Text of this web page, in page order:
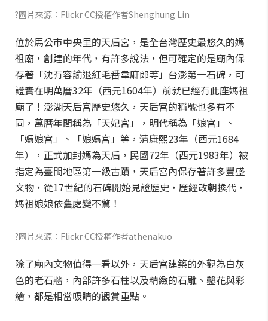
?圖片來源：Flickr CC授權作者Shenghung Lin
位於馬公市中央里的天后宮，是全台灣歷史最悠久的媽
祖廟，創建的年代，有許多說法，但可確定的是廟內保
存著「沈有容諭退紅毛番韋麻郎等」台澎第一石碑，可
證實在明萬曆32年（西元1604年）前就已經有此座媽祖
廟了！澎湖天后宮歷史悠久，天后宮的稱號也多有不
同，萬曆年間稱為「天妃宮」，明代稱為「娘宮」、
「媽娘宮」、「娘媽宮」等，清康熙23年（西元1684
年），正式加封媽為天后，民國72年（西元1983年）被
指定為臺閩地區第一級古蹟，天后宮內保存著許多豐盛
文物，從17世紀的石碑開始見證歷史，歷經改朝換代，
媽祖娘娘依舊處變不驚！
?圖片來源：Flickr CC授權作者athenakuo
除了廟內文物值得一看以外，天后宮建築的外觀為白灰
色的老石牆，內部許多石柱以及精緻的石雕、鑿花與彩
繪，都是相當吸睛的觀賞重點。